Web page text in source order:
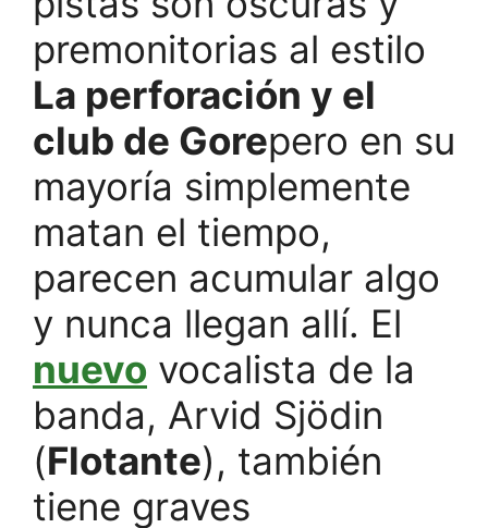
premonitorias al estilo
La perforación y el
club de Gorepero en su
mayoría simplemente
matan el tiempo,
parecen acumular algo
y nunca llegan allí. El
nuevo vocalista de la
banda, Arvid Sjödin
(Flotante), también
tiene graves